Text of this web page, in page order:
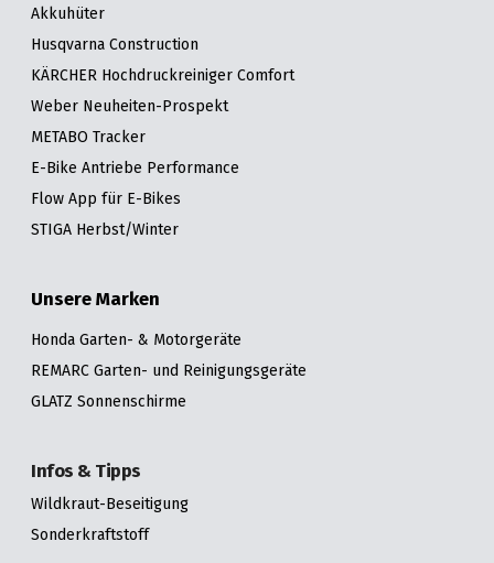
Akkuhüter
Husqvarna Construction
KÄRCHER Hochdruckreiniger Comfort
Weber Neuheiten-Prospekt
METABO Tracker
E-Bike Antriebe Performance
Flow App für E-Bikes
STIGA Herbst/Winter
Unsere Marken
Honda Garten- & Motorgeräte
REMARC Garten- und Reinigungsgeräte
GLATZ Sonnenschirme
Infos & Tipps
Wildkraut-Beseitigung
Sonderkraftstoff